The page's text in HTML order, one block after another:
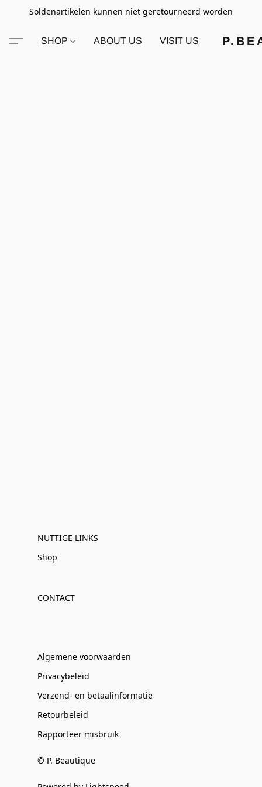
Soldenartikelen kunnen niet geretourneerd worden
SHOP ABOUT US VISIT US
NUTTIGE LINKS
Shop
CONTACT
Algemene voorwaarden
Privacybeleid
Verzend- en betaalinformatie
Retourbeleid
Rapporteer misbruik
© P. Beautique